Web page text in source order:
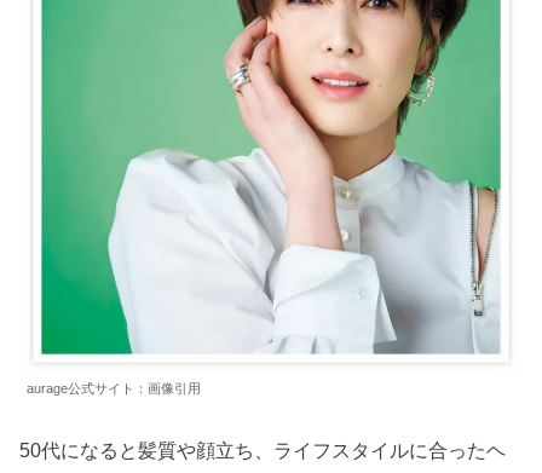
aurage公式サイト：画像引用
50代になると髪質や顔立ち、ライフスタイルに合ったヘ